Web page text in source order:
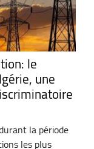
le
une
la période
les plus